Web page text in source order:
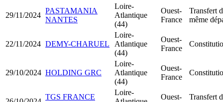
29/11/2024
PASTAMANIA
NANTES
Loire-
Atlantique
(44)
Ouest-
France
Transfert
même
22/11/2024 DEMY-CHARUEL
Loire-
Atlantique
(44)
Ouest-
France
29/10/2024 HOLDING GRC
Loire-
Atlantique
(44)
Ouest-
France
TGS FRANCE
Loire-
Ouest-
Transfert